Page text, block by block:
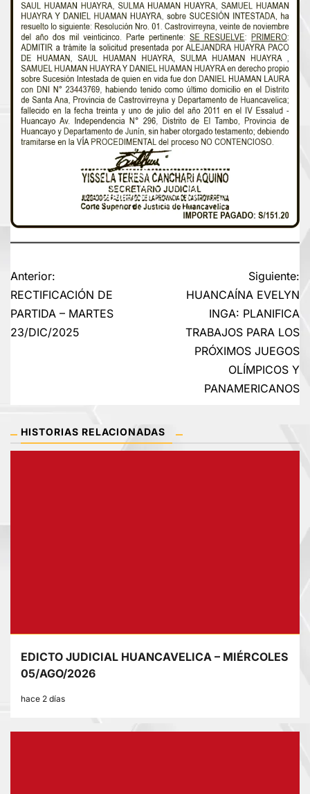
Navegación
de
entradas
Anterior:
RECTIFICACIÓN DE
PARTIDA – MARTES
23/DIC/2025
Siguiente:
HUANCAÍNA EVELYN
INGA: PLANIFICA
TRABAJOS PARA LOS
PRÓXIMOS JUEGOS
OLÍMPICOS Y
PANAMERICANOS
HISTORIAS RELACIONADAS
EDICTO JUDICIAL HUANCAVELICA – MIÉRCOLES
05/AGO/2026
hace 2 días